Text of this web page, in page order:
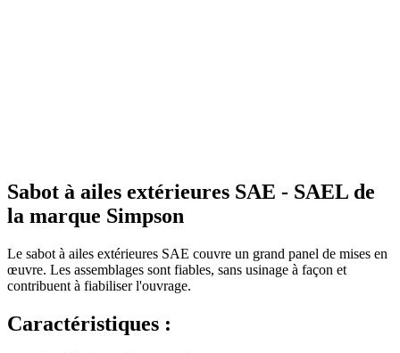
Sabot à ailes extérieures SAE - SAEL de
la marque Simpson
Le sabot à ailes extérieures SAE couvre un grand panel de mises en
œuvre. Les assemblages sont fiables, sans usinage à façon et
contribuent à fiabiliser l'ouvrage.
Caractéristiques :